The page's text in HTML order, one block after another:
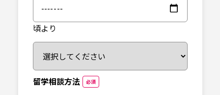
頃より
留学相談方法 必須